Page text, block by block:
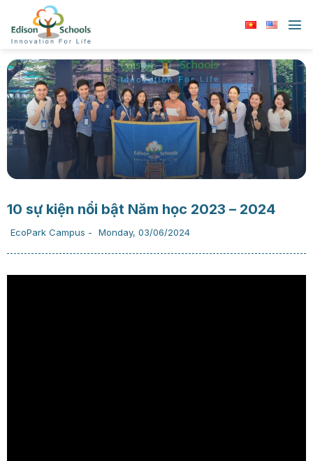
nội
10 sự kiện nổi bật Năm học 2023 – 2024
EcoPark Campus - Monday, 03/06/2024